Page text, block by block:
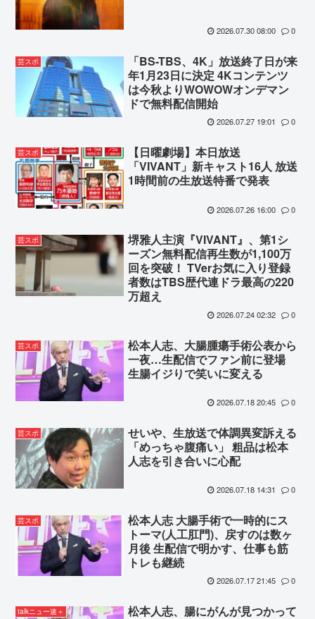
2026.07.30 08:00 0
芸スポ
「BS-TBS、4K」放送終了日が来
年1月23日に決定 4Kコンテンツ
は今秋よりWOWOWオンデマン
ドで無料配信開始
2026.07.27 19:01 0
芸スポ
【日曜劇場】本日放送
「VIVANT」新キャスト16人 放送
1時間前の生放送特番で発表
2026.07.26 16:00 0
芸スポ
堺雅人主演『VIVANT』、第1シ
ーズン無料配信再生数が1,100万
回を突破！ TVerお気に入り登録
者数はTBS歴代連ドラ最高の220
万超え
2026.07.24 02:32 0
芸スポ
松本人志、大腸腫瘍手術公表から
一夜…生配信でファン前に登場
生腸イジりで笑いに変える
2026.07.18 20:45 0
芸スポ
せいや、生放送で体調異変訴える
「めっちゃ腹痛い」 粗品は松本
人志を引き合いに心配
2026.07.18 14:31 0
芸スポ
松本人志 大腸手術で一時的にス
トーマ(人工肛門)、戻すのは数ヶ
月後 生配信で明かす、仕事も筋
トレも継続
2026.07.17 21:45 0
talkニュー速＋
松本人志、腸にがんが見つかって